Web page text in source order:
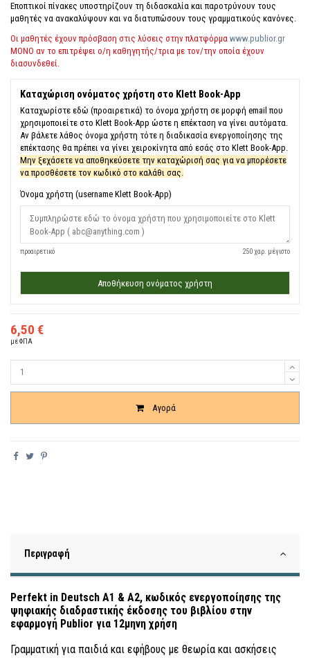
Εποπτικοί πίνακες υποστηρίζουν τη διδασκαλία και παροτρύνουν τους
μαθητές να ανακαλύψουν και να διατυπώσουν τους γραμματικούς κανόνες.
Οι μαθητές έχουν πρόσβαση στις λύσεις στην πλατφόρμα www.publior.gr
ΜΟΝΟ αν το επιτρέψει ο/η καθηγητής/τρια με τον/την οποία έχουν
διασυνδεθεί.
Καταχώριση ονόματος χρήστη στο Klett Book-App
Καταχωρίστε εδώ (προαιρετικά) το όνομα χρήστη σε μορφή email που
χρησιμοποιείτε στο Klett Book-App ώστε η επέκταση να γίνει αυτόματα.
Αν βάλετε λάθος όνομα χρήστη τότε η διαδικασία ενεργοποίησης της
επέκτασης θα πρέπει να γίνει χειροκίνητα από εσάς στο Klett Book-App.
Μην ξεχάσετε να αποθηκεύσετε την καταχώρισή σας για να μπορέσετε
να προσθέσετε τον κωδικό στο καλάθι σας.
Όνομα χρήστη (username Klett Book-App)
προαιρετικό 250 χαρ. μέγιστο
Αποθήκευση ονόματος χρήστη
6,50 €
με ΦΠΑ
Αγορά
Περιγραφή
Perfekt in Deutsch A1 & A2, κωδικός ενεργοποίησης της
ψηφιακής διαδραστικής έκδοσης του βιβλίου στην
εφαρμογή Publior για 12μηνη χρήση
Γραμματική για παιδιά και εφήβους με θεωρία και ασκήσεις